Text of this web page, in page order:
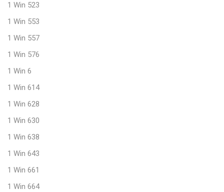
1 Win 523
1 Win 553
1 Win 557
1 Win 576
1 Win 6
1 Win 614
1 Win 628
1 Win 630
1 Win 638
1 Win 643
1 Win 661
1 Win 664